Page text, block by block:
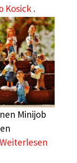
Kosick .
Minijob
Weiterlesen